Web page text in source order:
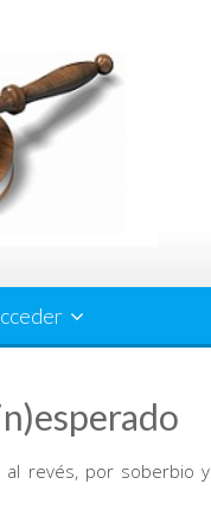
revés, por soberbio y